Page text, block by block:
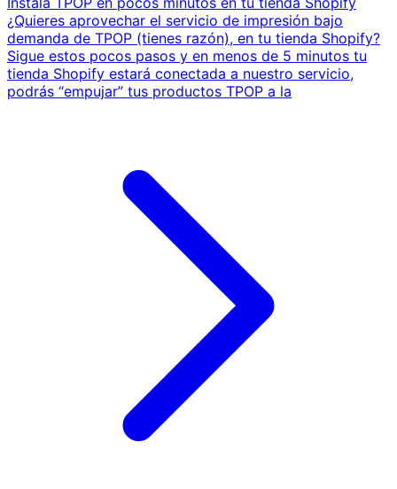
¿Quieres aprovechar el servicio de impresión bajo
demanda de TPOP (tienes razón), en tu tienda Shopify?
Sigue estos pocos pasos y en menos de 5 minutos tu
tienda Shopify estará conectada a nuestro servicio,
podrás “empujar” tus productos TPOP a la